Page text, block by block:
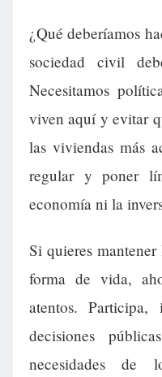
¿Qué deberíamos
sociedad civil
Necesitamos
viven aquí y evitar
las viviendas más
regular y poner
economía ni la
Si quieres
forma de vida,
atentos.
decisiones
necesidades de